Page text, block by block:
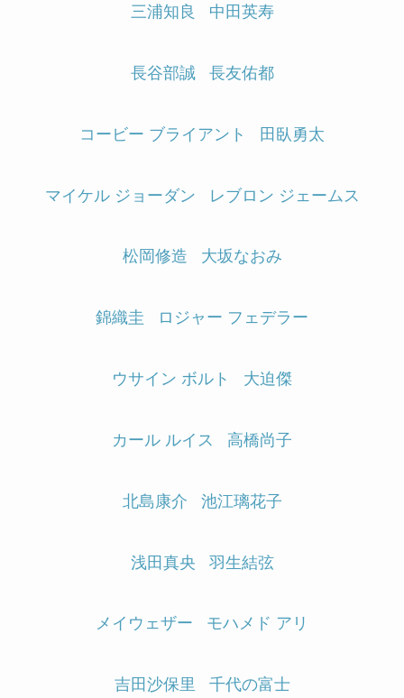
三浦知良 中田英寿
長谷部誠 長友佑都
コービー ブライアント 田臥勇太
マイケル ジョーダン レブロン ジェームス
松岡修造 大坂なおみ
錦織圭 ロジャー フェデラー
ウサイン ボルト 大迫傑
カール ルイス 高橋尚子
北島康介 池江璃花子
浅田真央 羽生結弦
メイウェザー モハメド アリ
吉田沙保里 千代の富士